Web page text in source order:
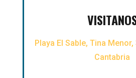
Playa El Sable, Tina
Cantabria